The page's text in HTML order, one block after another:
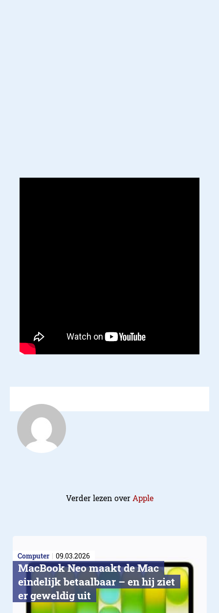
Verder lezen over Apple
Computer 09.03.2026
MacBook Neo maakt de Mac
eindelijk betaalbaar – en hij ziet
er geweldig uit